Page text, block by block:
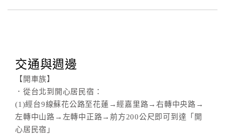
交通與週邊
【開車族】
．從台北到開心居民宿：
(1)經台9線蘇花公路至花蓮→經嘉里路→右轉中央路→
左轉中山路→左轉中正路→前方200公尺即可到達「開
心居民宿」